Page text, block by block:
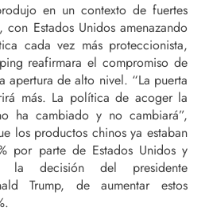
en un contexto de fuertes
con Estados Unidos amenazando
cada vez más proteccionista,
reafirmara el compromiso de
apertura de alto nivel. “La puerta
más. La política de acoger la
ha cambiado y no cambiará”,
los productos chinos ya estaban
por parte de Estados Unidos y
la decisión del presidente
Trump, de aumentar estos